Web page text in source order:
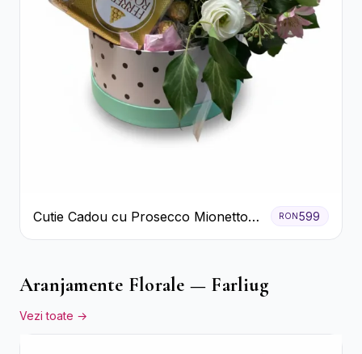
Cutie Cadou cu Prosecco Mionetto
Ferrero Rocher și Flori Pastelate
RON599
Aranjamente Florale — Farliug
Vezi toate →